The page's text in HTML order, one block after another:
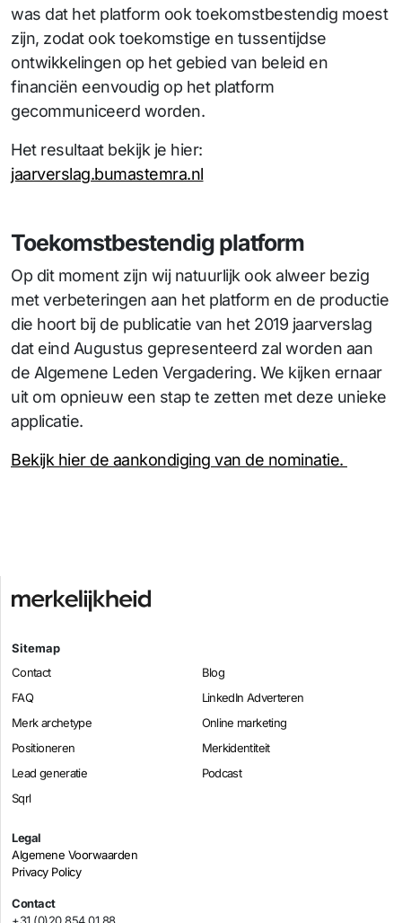
was dat het platform ook toekomstbestendig moest
zijn, zodat ook toekomstige en tussentijdse
ontwikkelingen op het gebied van beleid en
financiën eenvoudig op het platform
gecommuniceerd worden.
Het resultaat bekijk je hier:
jaarverslag.bumastemra.nl
Toekomstbestendig platform
Op dit moment zijn wij natuurlijk ook alweer bezig
met verbeteringen aan het platform en de productie
die hoort bij de publicatie van het 2019 jaarverslag
dat eind Augustus gepresenteerd zal worden aan
de Algemene Leden Vergadering. We kijken ernaar
uit om opnieuw een stap te zetten met deze unieke
applicatie.
Bekijk hier de aankondiging van de nominatie.
Sitemap
Contact
Blog
FAQ
LinkedIn Adverteren
Merk archetype
Online marketing
Positioneren
Merkidentiteit
Lead generatie
Podcast
Sqrl
Legal
Algemene Voorwaarden
Privacy Policy
Contact